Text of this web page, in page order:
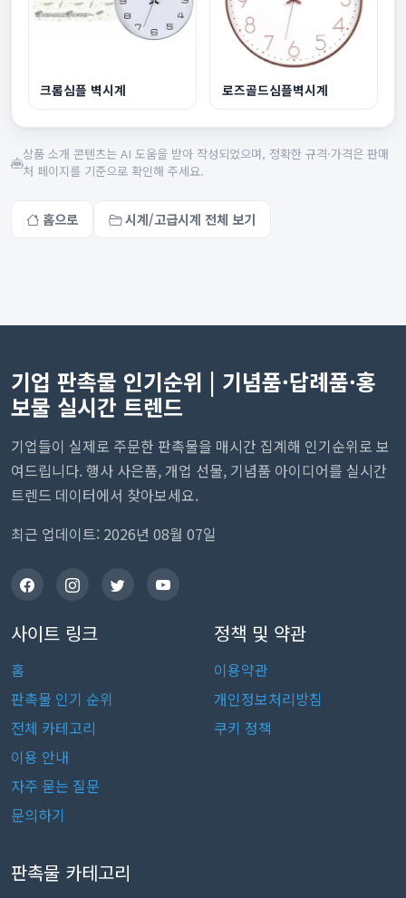
크롬심플 벽시계 로즈골드심플벽시계
상품 소개 콘텐츠는 AI 도움을 받아 작성되었으며, 정확한 규격·가격은 판매
처 페이지를 기준으로 확인해 주세요.
홈으로 시계/고급시계 전체 보기
기업 판촉물 인기순위 | 기념품·답례품·홍
보물 실시간 트렌드
기업들이 실제로 주문한 판촉물을 매시간 집계해 인기순위로 보
여드립니다. 행사 사은품, 개업 선물, 기념품 아이디어를 실시간
트렌드 데이터에서 찾아보세요.
최근 업데이트: 2026년 08월 07일
사이트 링크
홈
판촉물 인기 순위
전체 카테고리
이용 안내
자주 묻는 질문
문의하기
정책 및 약관
이용약관
개인정보처리방침
쿠키 정책
판촉물 카테고리